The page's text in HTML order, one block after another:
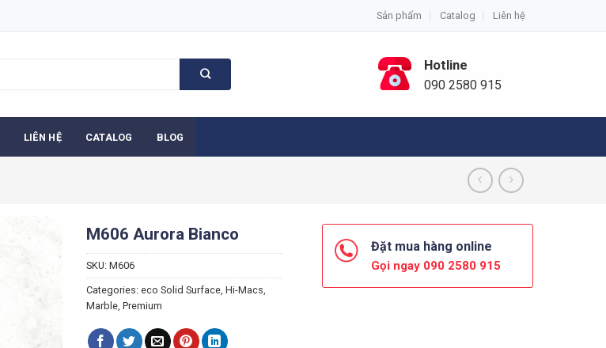
Sản phẩm Catalog Liên hệ
Hotline
090 2580 915
LIÊN HỆ CATALOG BLOG
M606 Aurora Bianco
SKU: M606
Categories: eco Solid Surface, Hi-Macs,
Marble, Premium
Đặt mua hàng online
Gọi ngay 090 2580 915